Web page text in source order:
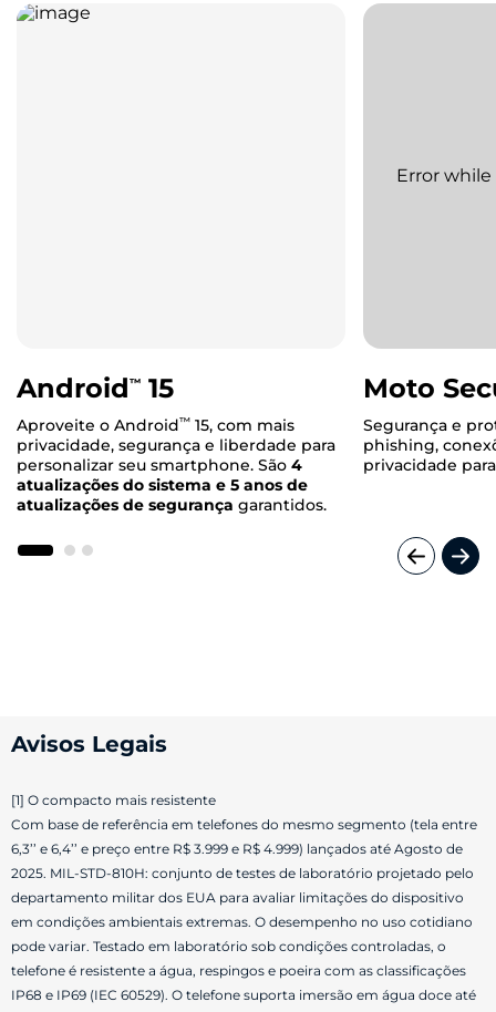
Android™ 15
Aproveite o Android™ 15, com mais
privacidade, segurança e liberdade para
personalizar seu smartphone. São 4
atualizações do sistema e 5 anos de
atualizações de segurança garantidos.
Moto
Segurança e
phishing,
privacidade
Avisos Legais
[1] O compacto mais resistente
Com base de referência em telefones do mesmo segmento (tela entre
6,3’’ e 6,4’’ e preço entre R$ 3.999 e R$ 4.999) lançados até Agosto de
2025. MIL-STD-810H: conjunto de testes de laboratório projetado pelo
departamento militar dos EUA para avaliar limitações do dispositivo
em condições ambientais extremas. O desempenho no uso cotidiano
pode variar. Testado em laboratório sob condições controladas, o
telefone é resistente a água, respingos e poeira com as classificações
IP68 e IP69 (IEC 60529). O telefone suporta imersão em água doce até